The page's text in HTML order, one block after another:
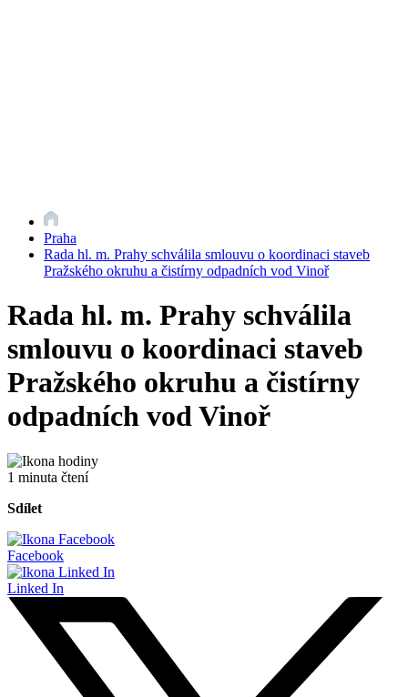
Praha
Rada hl. m. Prahy schválila smlouvu o koordinaci staveb
Pražského okruhu a čistírny odpadních vod Vinoř
Rada hl. m. Prahy schválila
smlouvu o koordinaci staveb
Pražského okruhu a čistírny
odpadních vod Vinoř
1 minuta čtení
Sdílet
Facebook
Linked In